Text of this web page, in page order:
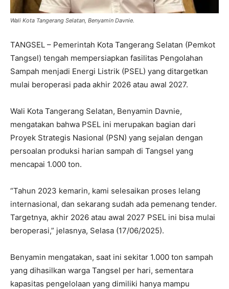
Wali Kota Tangerang Selatan, Benyamin Davnie.
TANGSEL – Pemerintah Kota Tangerang Selatan (Pemkot
Tangsel) tengah mempersiapkan fasilitas Pengolahan
Sampah menjadi Energi Listrik (PSEL) yang ditargetkan
mulai beroperasi pada akhir 2026 atau awal 2027.
Wali Kota Tangerang Selatan, Benyamin Davnie,
mengatakan bahwa PSEL ini merupakan bagian dari
Proyek Strategis Nasional (PSN) yang sejalan dengan
persoalan produksi harian sampah di Tangsel yang
mencapai 1.000 ton.
“Tahun 2023 kemarin, kami selesaikan proses lelang
internasional, dan sekarang sudah ada pemenang tender.
Targetnya, akhir 2026 atau awal 2027 PSEL ini bisa mulai
beroperasi,” jelasnya, Selasa (17/06/2025).
Benyamin mengatakan, saat ini sekitar 1.000 ton sampah
yang dihasilkan warga Tangsel per hari, sementara
kapasitas pengelolaan yang dimiliki hanya mampu